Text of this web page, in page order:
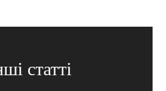
статті